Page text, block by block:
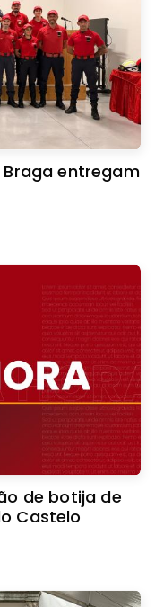
entregam
de botija de
Castelo